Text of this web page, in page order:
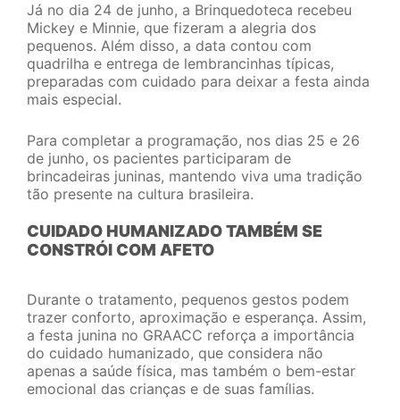
Já no dia 24 de junho, a Brinquedoteca recebeu
Mickey e Minnie, que fizeram a alegria dos
pequenos. Além disso, a data contou com
quadrilha e entrega de lembrancinhas típicas,
preparadas com cuidado para deixar a festa ainda
mais especial.
Para completar a programação, nos dias 25 e 26
de junho, os pacientes participaram de
brincadeiras juninas, mantendo viva uma tradição
tão presente na cultura brasileira.
CUIDADO HUMANIZADO TAMBÉM SE
CONSTRÓI COM AFETO
Durante o tratamento, pequenos gestos podem
trazer conforto, aproximação e esperança. Assim,
a festa junina no GRAACC reforça a importância
do cuidado humanizado, que considera não
apenas a saúde física, mas também o bem-estar
emocional das crianças e de suas famílias.